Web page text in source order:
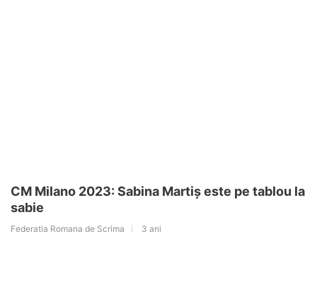
CM Milano 2023: Sabina Martiș este pe tablou la
sabie
Federatia Romana de Scrima 3 ani